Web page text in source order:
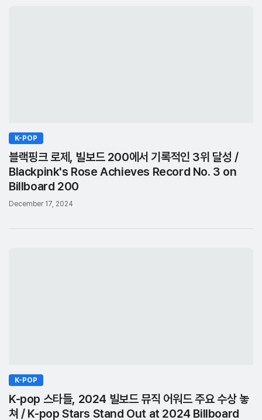
K-POP
블랙핑크 로제, 빌보드 200에서 기록적인 3위 달성 /
Blackpink's Rose Achieves Record No. 3 on
Billboard 200
December 17, 2024
K-POP
K-pop 스타들, 2024 빌보드 뮤직 어워드 주요 수상 놓
쳐 / K-pop Stars Stand Out at 2024 Billboard